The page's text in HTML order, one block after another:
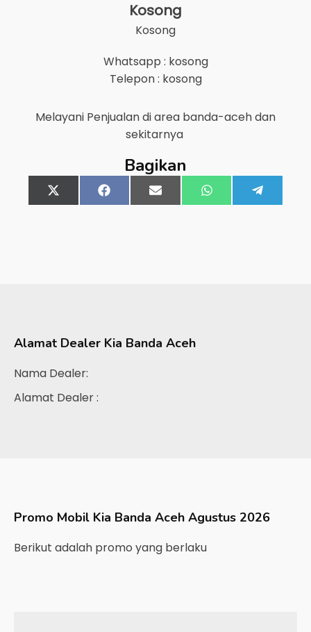
Kosong
Kosong
Whatsapp : kosong
Telepon : kosong
Melayani Penjualan di area banda-acehdan
sekitarnya
Bagikan
Share
on
X
(Twitter)
Share
on
FacebookShare
on
Email Share
on
WhatsApp
on
Alamat Dealer Kia Banda Aceh
Nama Dealer:
Alamat Dealer :
Promo Mobil Kia Banda Aceh Agustus 2026
Berikut adalah promo yang berlaku